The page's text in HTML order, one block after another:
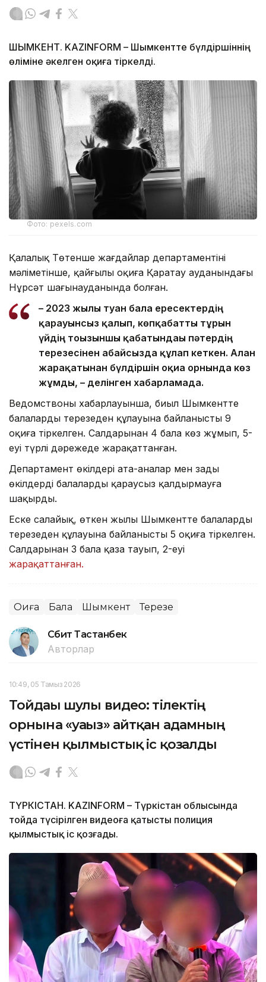
ШЫМКЕНТ. KAZINFORM – Шымкентте бүлдіршіннің
өліміне әкелген оқиға тіркелді.
Фото: pexels.com
Қалалық Төтенше жағдайлар департаментінің
мәліметінше, қайғылы оқиға Қаратау ауданындағы
Нұрсәт шағынауданында болған.
– 2023 жылы туған бала ересектердің
қарауынсыз қалып, көпқабатты тұрғын
үйдің тоғызыншы қабатындағы пәтердің
терезесінен абайсызда құлап кеткен. Алған
жарақатынан бүлдіршін оқиға орнында көз
жұмды, – делінген хабарламада.
Ведомствоның хабарлауынша, биыл Шымкентте
балалардың терезеден құлауына байланысты 9
оқиға тіркелген. Салдарынан 4 бала көз жұмып, 5-
еуі түрлі дәрежеде жарақаттанған.
Департамент өкілдері ата-аналар мен заңды
өкілдерді балаларды қараусыз қалдырмауға
шақырды.
Еске салайық, өткен жылы Шымкентте балалардың
терезеден құлауына байланысты 5 оқиға тіркелген.
Салдарынан 3 бала қаза тауып, 2-еуі
жарақаттанған.
Оқиға Бала Шымкент Терезе
Сәбит Тастанбек
Авторлар
10:49, 05 Тамыз 2026
Тойдағы шулы видео: тілектің
орнына «уағыз» айтқан адамның
үстінен қылмыстық іс қозғалды
ТҮРКІСТАН. KAZINFORM – Түркістан облысында
тойда түсірілген видеоға қатысты полиция
қылмыстық іс қозғады.